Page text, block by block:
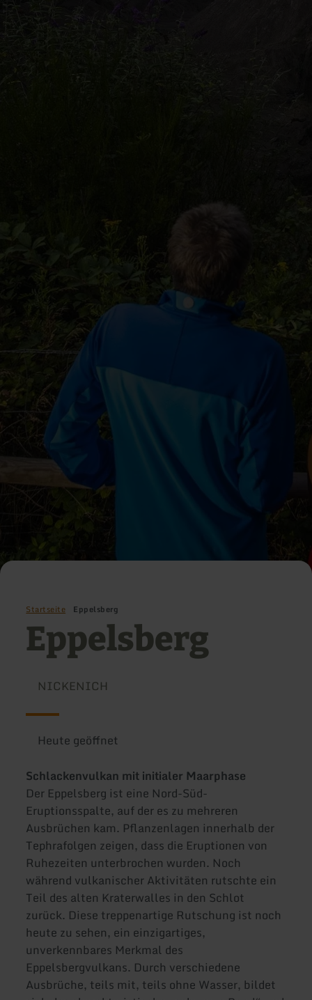
Startseite Eppelsberg
Eppelsberg
NICKENICH
Heute geöffnet
Schlackenvulkan mit initialer Maarphase
Der Eppelsberg ist eine Nord-Süd-
Eruptionsspalte, auf der es zu mehreren
Ausbrüchen kam. Pflanzenlagen innerhalb der
Tephrafolgen zeigen, dass die Eruptionen von
Ruhezeiten unterbrochen wurden. Noch
während vulkanischer Aktivitäten rutschte ein
Teil des alten Kraterwalles in den Schlot
zurück. Diese treppenartige Rutschung ist noch
heute zu sehen, ein einzigartiges,
unverkennbares Merkmal des
Eppelsbergvulkans. Durch verschiedene
Ausbrüche, teils mit, teils ohne Wasser, bildet